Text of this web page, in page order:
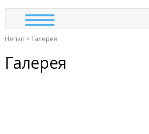
Негізгі > Галерея
Галерея